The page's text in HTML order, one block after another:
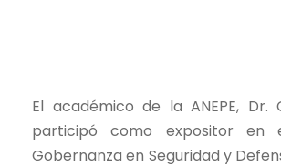
El académico de la ANEPE, Dr.
participó como expositor en
Gobernanza en Seguridad y